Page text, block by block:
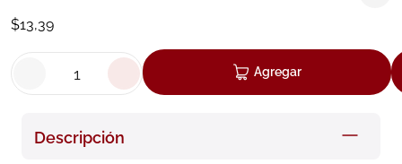
$13,39
Agregar
Descripción
3.
bioderma
5. cerave
6 degraler